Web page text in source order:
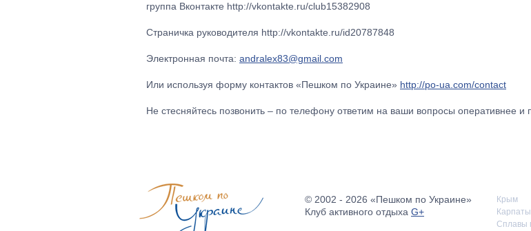
группа Вконтакте http://vkontakte.ru/club15382908
Страничка руководителя http://vkontakte.ru/id20787848
Электронная почта: andralex83@gmail.com
Или используя форму контактов «Пешком по Украине» http://po-ua.com/contact
Не стесняйтесь позвонить – по телефону ответим на ваши вопросы оперативнее и
© 2002 - 2026 «Пешком по Украине»
Клуб активного отдыха G+
Крым
Карпаты
Сплавы